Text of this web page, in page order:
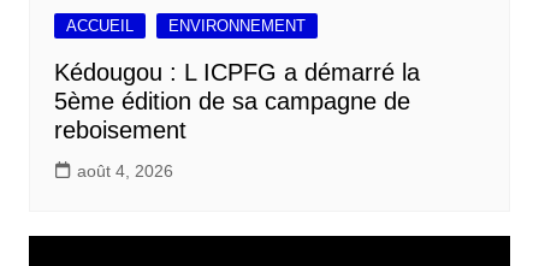
ACCUEIL ENVIRONNEMENT
Kédougou : L ICPFG a démarré la
5ème édition de sa campagne de
reboisement
août 4, 2026